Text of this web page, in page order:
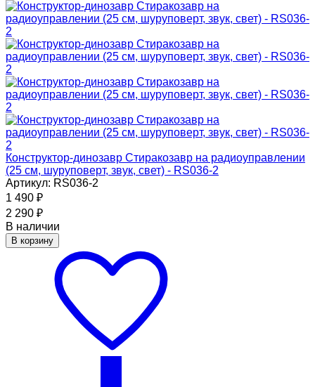
Конструктор-динозавр Стиракозавр на радиоуправлении
(25 см, шуруповерт, звук, свет) - RS036-2
Артикул: RS036-2
1 490 ₽
2 290 ₽
В наличии
В корзину